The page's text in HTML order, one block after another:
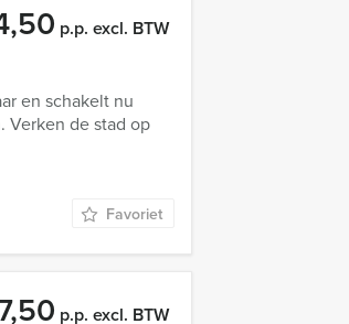
p.p. excl. BTW
en schakelt nu
Verken de stad op
Favoriet
p.p. excl. BTW